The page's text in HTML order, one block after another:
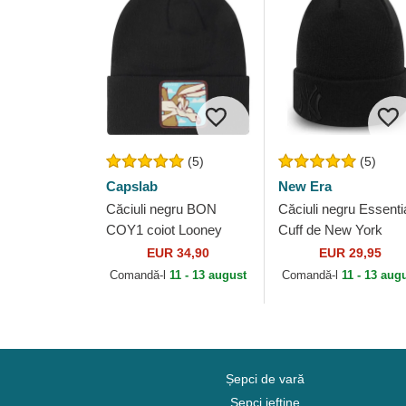
(5)
Capslab
Căciuli negru BON
COY1 coiot Looney
Tunes de Capslab
EUR 34,90
Comandă-l 11 - 13 august
(5)
New Era
Căciuli negru
Cuff de New York
Yankees MLB de New
Era
EUR 29,95
Comandă-l 11 - 13
Șepci de vară
Șepci ieftine